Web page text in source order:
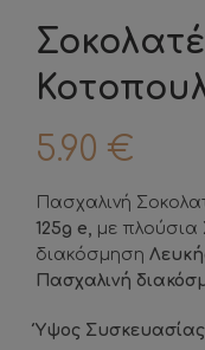
5.90 €
Πασχαλινή
125g e, με πλούσια
διακόσμηση
Πασχαλινή
Ύψος Συσκευασίας